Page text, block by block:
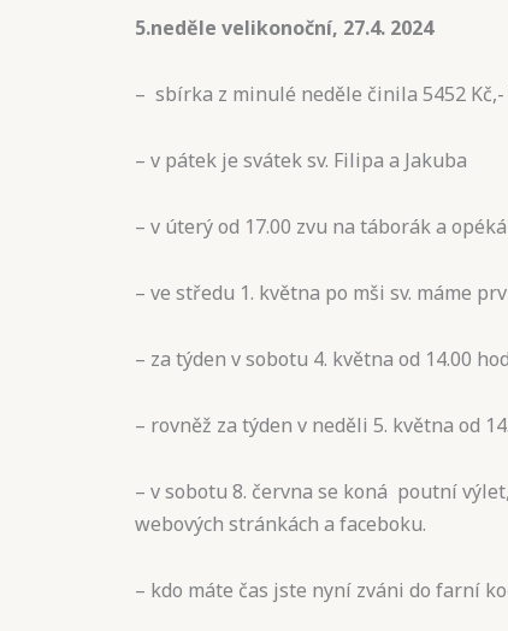
5.neděle velikonoční, 27.4. 2024
– sbírka z minulé neděle činila 5452
– v pátek je svátek sv. Filipa a Jakuba
– v úterý od 17.00 zvu na táborák a
– ve středu 1. května po mši sv. máme
– za týden v sobotu 4. května od 14.00
– rovněž za týden v neděli 5. května od
– v sobotu 8. června se koná poutní
webových stránkách a faceboku.
– kdo máte čas jste nyní zváni do farní